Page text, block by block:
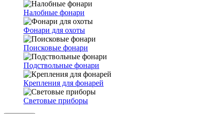
Налобные фонари
Фонари для охоты
Поисковые фонари
Подствольные фонари
Крепления для фонарей
Световые приборы